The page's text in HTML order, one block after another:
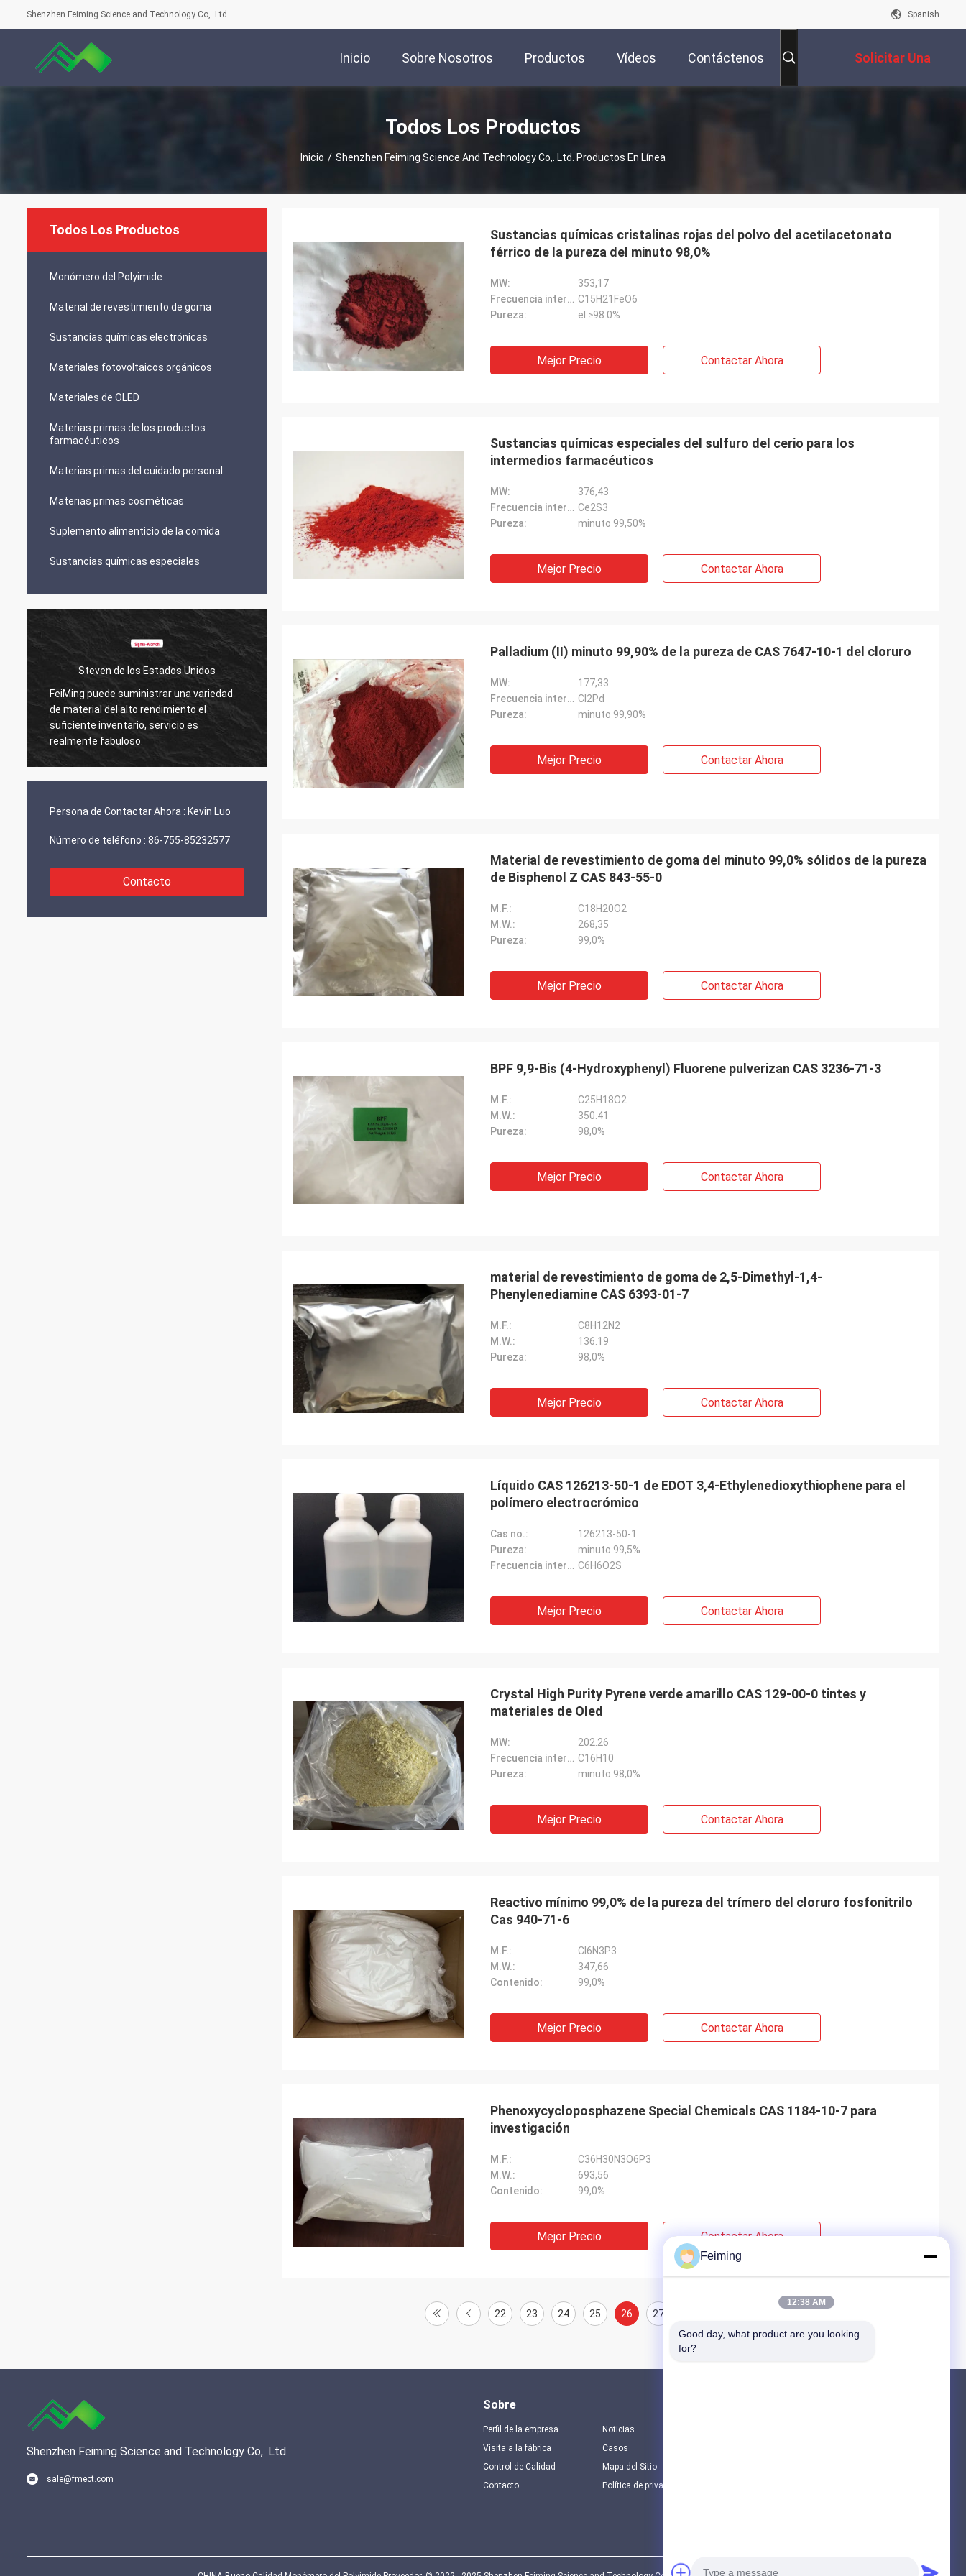
Shenzhen Feiming Science and Technology Co,. Ltd. Spanish
Inicio Sobre Nosotros Productos Vídeos Contáctenos Solicitar Una
Cotización
Todos Los Productos
Inicio / Shenzhen Feiming Science And Technology Co,. Ltd. Productos En Línea
Todos Los Productos
Monómero del Polyimide
Material de revestimiento de goma
Sustancias químicas electrónicas
Materiales fotovoltaicos orgánicos
Materiales de OLED
Materias primas de los productos
farmacéuticos
Materias primas del cuidado personal
Materias primas cosméticas
Suplemento alimenticio de la comida
Sustancias químicas especiales
Steven de los Estados Unidos
FeiMing puede suministrar una variedad
de material del alto rendimiento el
suficiente inventario, servicio es
realmente fabuloso.
Kurt de Suiza
Todo está bien y la gente está trabajando
en ello. Cuando tenga alguna noticia la
compartiré directamente con ustedes.
Es asombroso que servicio de Feiming
exceder nuestra expectativa, realmente
servicio de la después-venta.
Persona de Contactar Ahora : Kevin Luo
Número de teléfono : 86-755-85232577
Contacto
Sustancias químicas cristalinas rojas del polvo del acetilacetonato
férrico de la pureza del minuto 98,0%
MW:
353,17
Frecuencia intermedia: C15H21FeO6
Pureza:
el ≥98.0%
Mejor Precio Contactar Ahora
Sustancias químicas especiales del sulfuro del cerio para los
intermedios farmacéuticos
MW:
376,43
Frecuencia intermedia: Ce2S3
Pureza:
minuto 99,50%
Mejor Precio Contactar Ahora
Palladium (II) minuto 99,90% de la pureza de CAS 7647-10-1 del cloruro
MW:
177,33
Frecuencia intermedia: Cl2Pd
Pureza:
minuto 99,90%
Mejor Precio Contactar Ahora
Material de revestimiento de goma del minuto 99,0% sólidos de la pureza
de Bisphenol Z CAS 843-55-0
M.F.:
C18H20O2
M.W.:
268,35
Pureza:
99,0%
Mejor Precio Contactar Ahora
BPF 9,9-Bis (4-Hydroxyphenyl) Fluorene pulverizan CAS 3236-71-3
M.F.:
C25H18O2
M.W.:
350.41
Pureza:
98,0%
Mejor Precio Contactar Ahora
material de revestimiento de goma de 2,5-Dimethyl-1,4-
Phenylenediamine CAS 6393-01-7
M.F.:
C8H12N2
M.W.:
136.19
Pureza:
98,0%
Mejor Precio Contactar Ahora
Líquido CAS 126213-50-1 de EDOT 3,4-Ethylenedioxythiophene para el
polímero electrocrómico
Cas no.:
126213-50-1
Pureza:
minuto 99,5%
Frecuencia intermedia: C6H6O2S
Mejor Precio Contactar Ahora
Crystal High Purity Pyrene verde amarillo CAS 129-00-0 tintes y
materiales de Oled
MW:
202.26
Frecuencia intermedia: C16H10
Pureza:
minuto 98,0%
Mejor Precio Contactar Ahora
Reactivo mínimo 99,0% de la pureza del trímero del cloruro fosfonitrilo
Cas 940-71-6
M.F.:
Cl6N3P3
M.W.:
347,66
Contenido:
99,0%
Mejor Precio Contactar Ahora
Phenoxycycloposphazene Special Chemicals CAS 1184-10-7 para
investigación
M.F.:
C36H30N3O6P3
M.W.:
693,56
Contenido:
99,0%
Mejor Precio Contactar Ahora
22 23 24 25 26 27
Shenzhen Feiming Science and Technology Co,. Ltd.
sale@fmect.com
Sobre
Perfil de la empresa
Visita a la fábrica
Control de Calidad
Contacto
Noticias
Casos
Mapa del Sitio
Política de privacidad
Feiming
12:38 AM
Good day, what product are you looking
for?